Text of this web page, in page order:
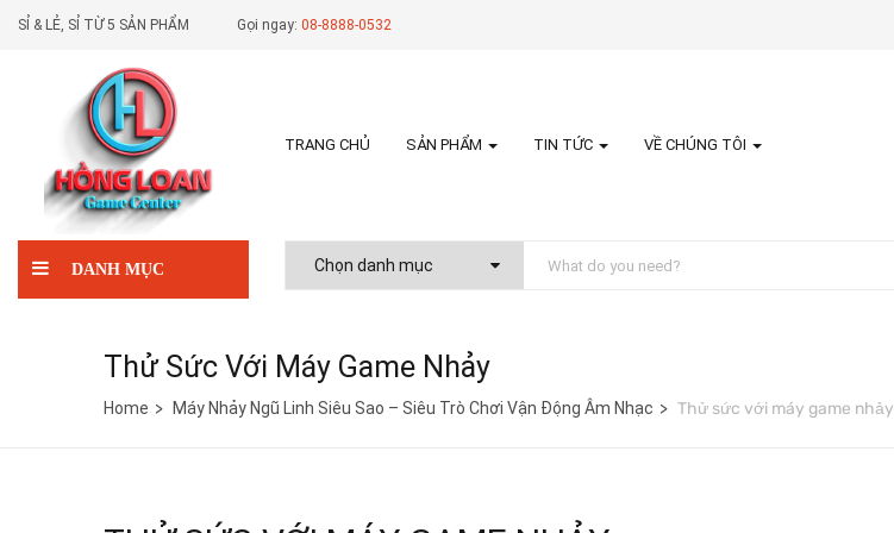
SỈ & LẺ, SỈ TỪ 5 SẢN PHẨM Gọi ngay: 08-8888-0532
TRANG CHỦ SẢN PHẨM TIN TỨC VỀ CHÚNG TÔI
DANH MỤC
Thử Sức Với Máy Game Nhảy
Home Máy Nhảy Ngũ Linh Siêu Sao – Siêu Trò Chơi Vận Động Âm Nhạc Thử sức với máy game nhảy